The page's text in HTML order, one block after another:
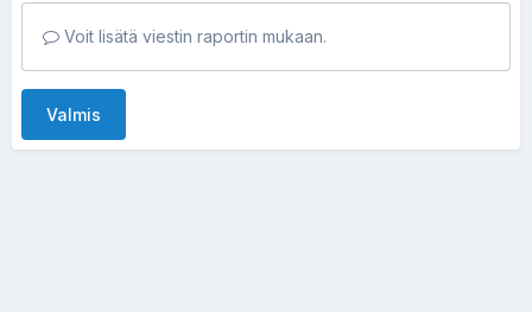
Voit lisätä viestin raportin mukaan.
Valmis